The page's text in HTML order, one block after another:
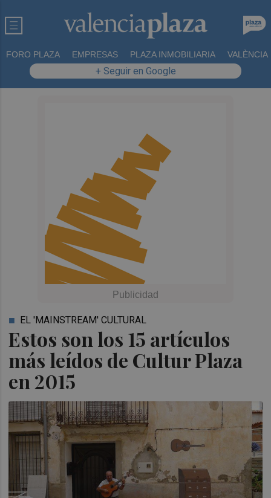
FORO PLAZA EMPRESAS PLAZA INMOBILIARIA VALÈNCIA
+ Seguir en Google
Estos son los 15 artículos
más leídos de Cultur Plaza
en 2015
EL 'MAINSTREAM' CULTURAL